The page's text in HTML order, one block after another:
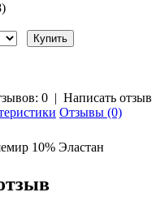
0 | Написать отзыв
Отзывы (0)
10% Эластан